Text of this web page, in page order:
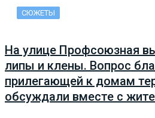
СЮЖЕТЫ
На улице Профсоюзная
липы и клены. Вопрос
прилегающей к домам
обсуждали вместе с